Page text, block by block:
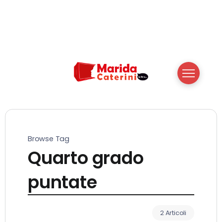
Browse Tag
Quarto grado
puntate
2 Articoli